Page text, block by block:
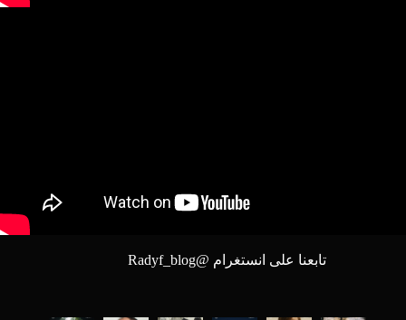
تابعنا على انستغرام @Radyf_blog